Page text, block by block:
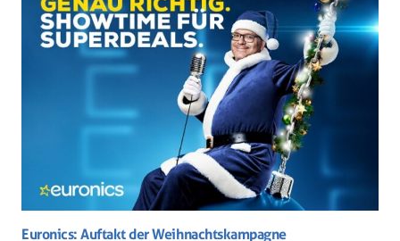
Euronics: Auftakt der Weihnachtskampagne